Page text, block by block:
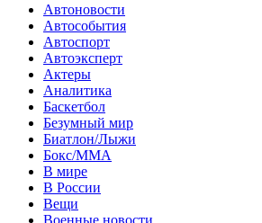
Автоновости
Автособытия
Автоспорт
Автоэксперт
Актеры
Аналитика
Баскетбол
Безумный мир
Биатлон/Лыжи
Бокс/MMA
В мире
В России
Вещи
Военные новости